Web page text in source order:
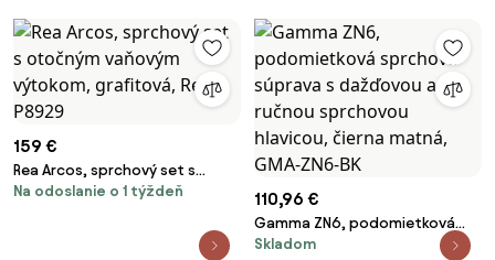
159 €
Rea Arcos, sprchový set s
otočným vaňovým výtokom,
Na odoslanie o 1 týždeň 110,96 €
Gamma ZN6, podomietková
sprchová súprava s dažďovou
Skladom